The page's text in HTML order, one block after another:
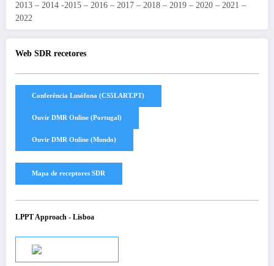
2013 – 2014 -2015 – 2016 – 2017 – 2018 – 2019 – 2020 – 2021 –
2022
Web SDR recetores
LPPT Approach - Lisboa